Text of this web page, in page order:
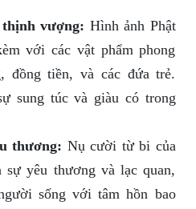
vượng: Hình ảnh Phật
với các vật phẩm phong
đồng tiền, và các đứa trẻ.
sung túc và giàu có trong
thương: Nụ cười từ bi của
yêu thương và lạc quan,
sống với tâm hồn bao